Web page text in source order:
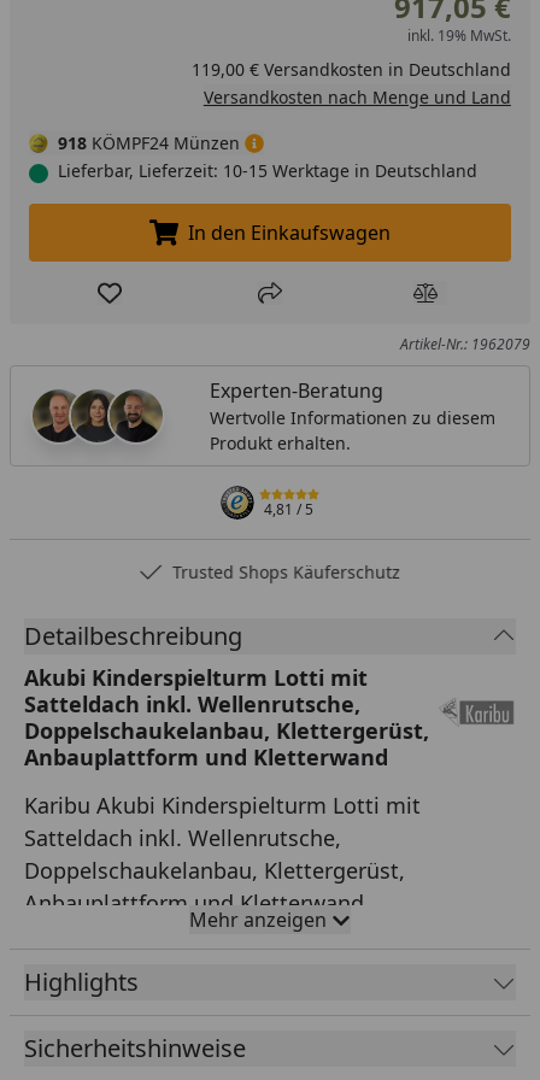
inkl. 19% MwSt.
119,00 € Versandkosten in Deutschland
Versandkosten nach Menge und Land
918 KÖMPF24 Münzen
Lieferbar, Lieferzeit: 10-15 Werktage in Deutschland
In den Einkaufswagen legen
In den Einkaufswagen
Produkt zur Wunschliste hinzufügen
Teilen Produkt
Artikel-Nr.: 1962079
Experten-Beratung
Wertvolle Informationen zu diesem
Produkt erhalten.
4,81/ 5
Trusted Shops Käuferschutz
Detailbeschreibung
Akubi Kinderspielturm Lotti mit
Satteldach inkl. Wellenrutsche,
Doppelschaukelanbau, Klettergerüst,
Anbauplattform und Kletterwand
Karibu Akubi Kinderspielturm Lotti mit
Satteldach inkl. Wellenrutsche,
Doppelschaukelanbau, Klettergerüst,
Anbauplattform und Kletterwand
DerKaribu Akubi Kinderspielturm Lotti
kommt mit
Der Turm kann mit dem Akubi Farbsystem individuell
Mehr anzeigen
Highlights
Sicherheitshinweise